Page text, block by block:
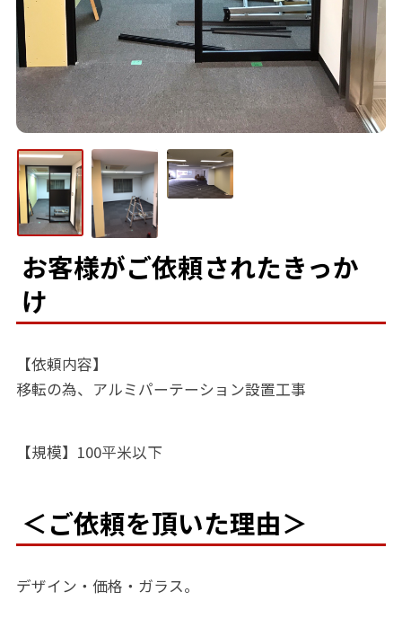
お客様がご依頼されたきっか
け
【依頼内容】
移転の為、アルミパーテーション設置工事
【規模】100平米以下
＜ご依頼を頂いた理由＞
デザイン・価格・ガラス。